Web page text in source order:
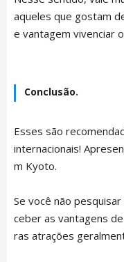
aqueles que gostam
e vantagem vivenciar
Conclusão.
Esses são
internacionais!
m Kyoto.
Se você não
ceber as vantagens
ras atrações